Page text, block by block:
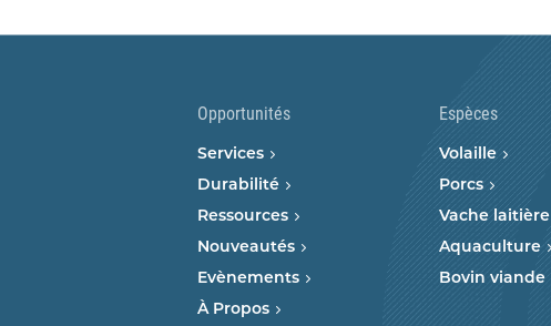
Opportunités
Services
Durabilité
Ressources
Nouveautés
Evènements
À Propos
Espèces
Volaille
Porcs
Vache laitière
Aquaculture
Bovin viande